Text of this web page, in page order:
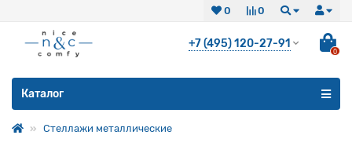
0
0
+7 (495) 120-27-91
0
Каталог
Стеллажи металлические